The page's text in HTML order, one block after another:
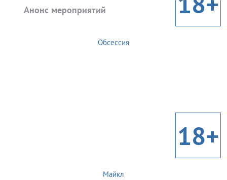
Анонс мероприятий
Обсессия
18+
Майкл